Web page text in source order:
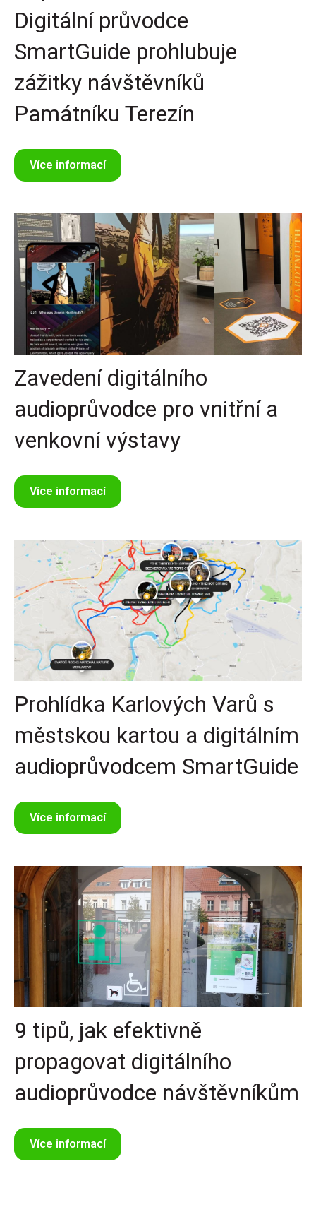
Digitální průvodce
SmartGuide prohlubuje
zážitky návštěvníků
Památníku Terezín
Více informací
Zavedení digitálního
audioprůvodce pro vnitřní a
venkovní výstavy
Více informací
Prohlídka Karlových Varů s
městskou kartou a digitálním
audioprůvodcem SmartGuide
Více informací
9 tipů, jak efektivně
propagovat digitálního
audioprůvodce návštěvníkům
Více informací